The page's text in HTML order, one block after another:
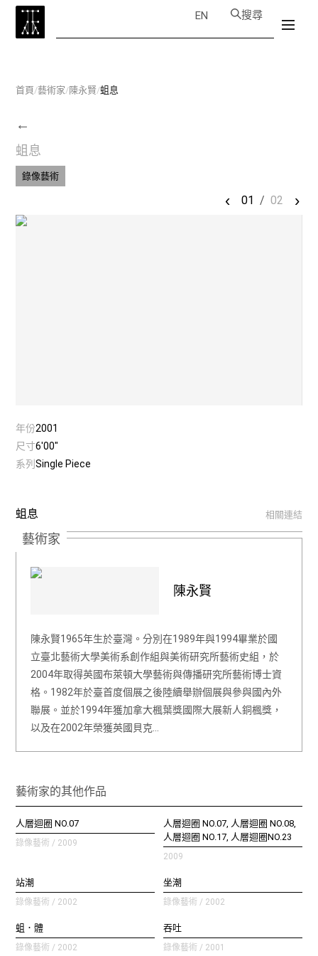
EN 搜尋
首頁/藝術家/陳永賢/蛆息
←
蛆息
錄像藝術
‹ 01 / 02 ›
年份2001
尺寸6'00"
系列Single Piece
蛆息 相關連結
藝術家
陳永賢
陳永賢1965年生於臺灣。分別在1989年與1994畢業於國
立臺北藝術大學美術系創作組與美術研究所藝術史組，於
2004年取得英國布萊頓大學藝術與傳播研究所藝術博士資
格。1982年於臺首度個展之後陸續舉辦個展與參與國內外
聯展。並於1994年獲加拿大楓葉獎國際大展新人銅楓獎，
以及在2002年榮獲英國貝克…
藝術家的其他作品
人層迴圈 NO.07
錄像藝術 / 2009
人層迴圈 NO.07, 人層迴圈 NO.08,
人層迴圈 NO.17, 人層迴圈NO.23
2009
站潮
錄像藝術 / 2002
坐潮
錄像藝術 / 2002
蛆．體
錄像藝術 / 2002
吞吐
錄像藝術 / 2001